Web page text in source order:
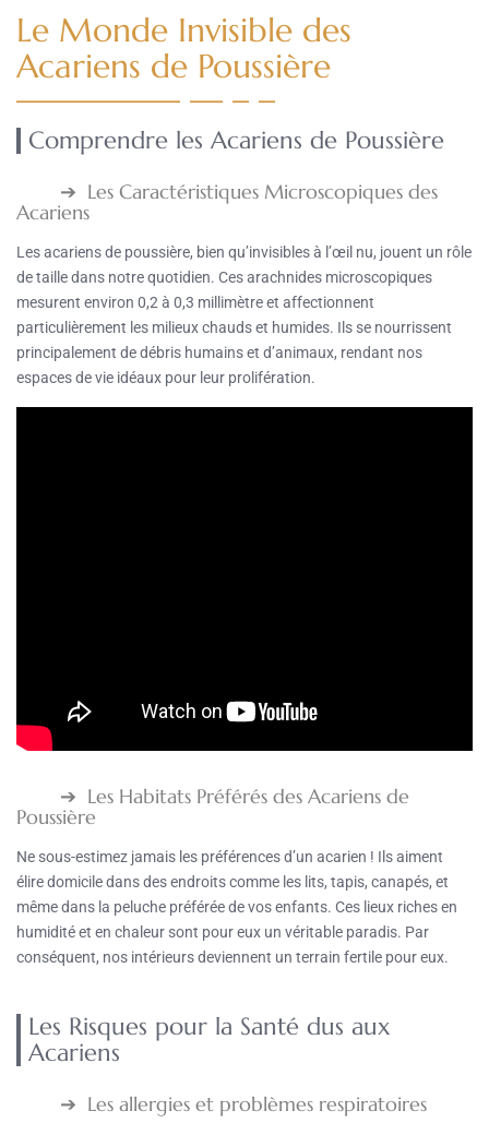
Le Monde Invisible des
Acariens de Poussière
Comprendre les Acariens de Poussière
Les Caractéristiques Microscopiques des
Acariens
Les acariens de poussière, bien qu’invisibles à l’œil nu, jouent un rôle
de taille dans notre quotidien. Ces arachnides microscopiques
mesurent environ 0,2 à 0,3 millimètre et affectionnent
particulièrement les milieux chauds et humides. Ils se nourrissent
principalement de débris humains et d’animaux, rendant nos
espaces de vie idéaux pour leur prolifération.
Les Habitats Préférés des Acariens de
Poussière
Ne sous-estimez jamais les préférences d’un acarien ! Ils aiment
élire domicile dans des endroits comme les lits, tapis, canapés, et
même dans la peluche préférée de vos enfants. Ces lieux riches en
humidité et en chaleur sont pour eux un véritable paradis. Par
conséquent, nos intérieurs deviennent un terrain fertile pour eux.
Les Risques pour la Santé dus aux
Acariens
Les allergies et problèmes respiratoires